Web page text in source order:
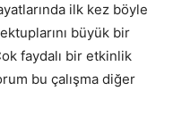
ilk kez böyle
büyük bir
faydalı bir etkinlik
bu çalışma diğer